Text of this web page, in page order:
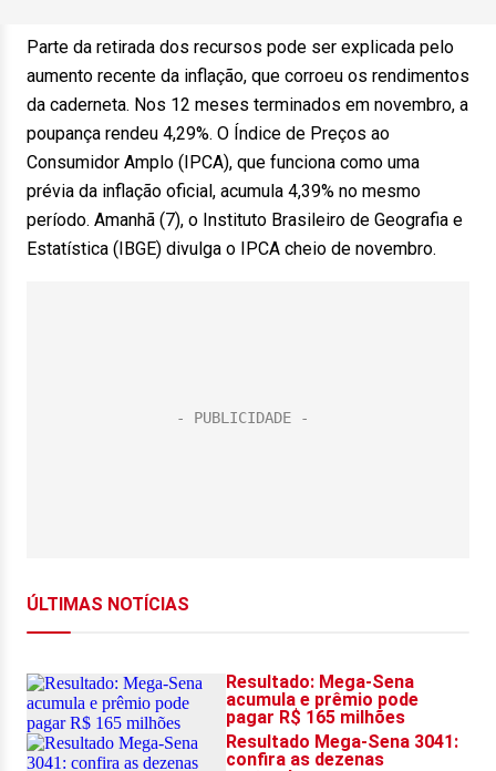
Parte da retirada dos recursos pode ser explicada pelo
aumento recente da inflação, que corroeu os rendimentos
da caderneta. Nos 12 meses terminados em novembro, a
poupança rendeu 4,29%. O Índice de Preços ao
Consumidor Amplo (IPCA), que funciona como uma
prévia da inflação oficial, acumula 4,39% no mesmo
período. Amanhã (7), o Instituto Brasileiro de Geografia e
Estatística (IBGE) divulga o IPCA cheio de novembro.